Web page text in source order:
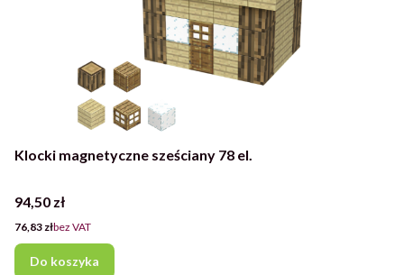
Klocki magnetyczne sześciany 78 el.
Cena
94,50 zł
Cena
76,83 złbez VAT
Do koszyka